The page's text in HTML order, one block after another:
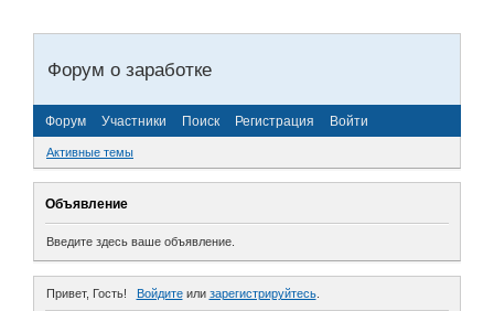
Форум о заработке
Форум Участники Поиск Регистрация Войти
Активные темы
Объявление
Введите здесь ваше объявление.
Привет, Гость! Войдитеили зарегистрируйтесь.